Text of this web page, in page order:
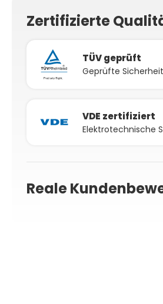
Zertifizierte
TÜV geprüft
Geprüfte
VDE zertifiziert
Elektrotechnische
Reale